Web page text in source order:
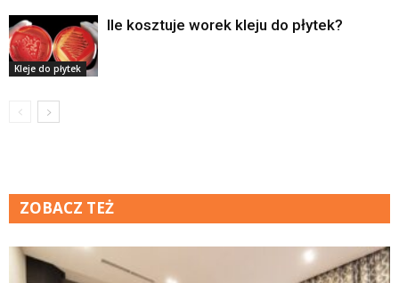
Kleje do płytek
Ile kosztuje worek kleju do płytek?
ZOBACZ TEŻ